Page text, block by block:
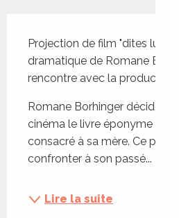
Projection de film "dites lui
dramatique de Romane
rencontre avec la productrice
Romane Borhinger décide
cinéma le livre éponyme de
consacré à sa mère. Ce projet
confronter à son passé...
Lire la suite